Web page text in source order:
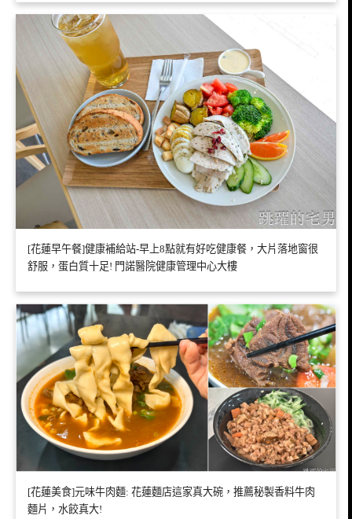
[花蓮早午餐]健康補給站-早上8點就有好吃健康餐，大片落地窗很
舒服，蛋白質十足! 門諾醫院健康管理中心大樓
[花蓮美食]元味牛肉麵: 花蓮麵店這家真大碗，推薦秘製香料牛肉
麵片，水餃真大!